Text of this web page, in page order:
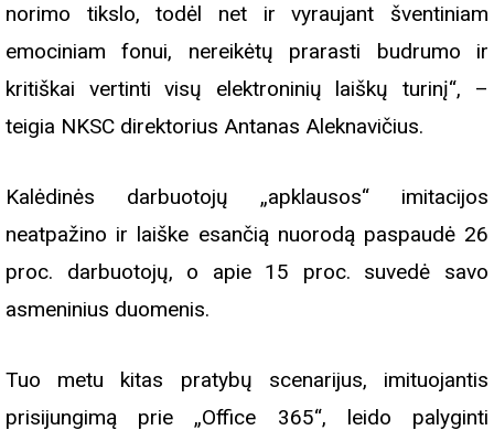
norimo tikslo, todėl net ir vyraujant šventiniam
emociniam fonui, nereikėtų prarasti budrumo ir
kritiškai vertinti visų elektroninių laiškų turinį“, –
teigia NKSC direktorius Antanas Aleknavičius.
Kalėdinės darbuotojų „apklausos“ imitacijos
neatpažino ir laiške esančią nuorodą paspaudė 26
proc. darbuotojų, o apie 15 proc. suvedė savo
asmeninius duomenis.
Tuo metu kitas pratybų scenarijus, imituojantis
prisijungimą prie „Office 365“, leido palyginti